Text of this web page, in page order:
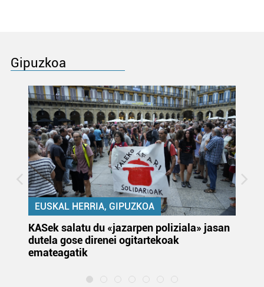
Gipuzkoa
EUSKAL HERRIA, GIPUZKOA
KASek salatu du «jazarpen poliziala» jasan
dutela gose direnei ogitartekoak
emateagatik